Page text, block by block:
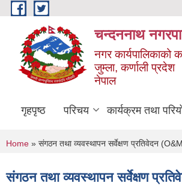
Skip to main content
चन्दननाथ
नगर कार्यपालिकाको
जुम्ला, कर्णाली प्रदेश
नेपाल
गृहपृष्ठ परिचय कार्यक्रम तथा
You are here
Home » संगठन तथा व्यवस्थापन सर्वेक्षण प्रतिवेदन
संगठन तथा व्यवस्थापन सर्वेक्षण